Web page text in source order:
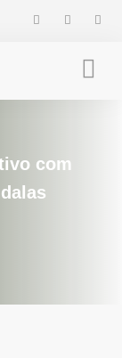
com